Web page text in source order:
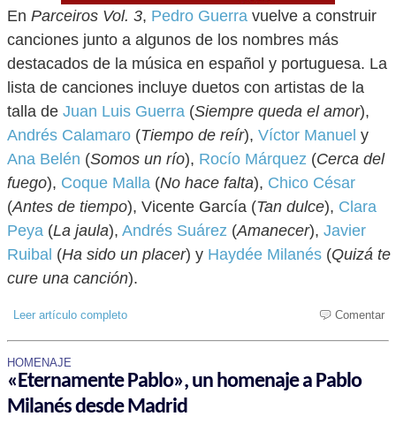
En Parceiros Vol. 3, Pedro Guerra vuelve a construir
canciones junto a algunos de los nombres más
destacados de la música en español y portuguesa. La
lista de canciones incluye duetos con artistas de la
talla de Juan Luis Guerra (Siempre queda el amor),
Andrés Calamaro (Tiempo de reír), Víctor Manuel y
Ana Belén (Somos un río), Rocío Márquez (Cerca del
fuego), Coque Malla (No hace falta), Chico César
(Antes de tiempo), Vicente García (Tan dulce), Clara
Peya (La jaula), Andrés Suárez (Amanecer), Javier
Ruibal (Ha sido un placer) y Haydée Milanés (Quizá te
cure una canción).
Leer artículo completo Comentar
HOMENAJE
«Eternamente Pablo», un homenaje a Pablo
Milanés desde Madrid